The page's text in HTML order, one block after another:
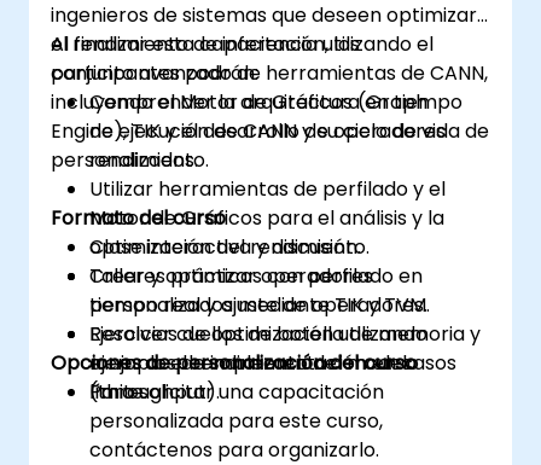
ingenieros de sistemas que deseen optimizar
el rendimiento de inferencia utilizando el
conjunto avanzado de herramientas de CANN,
incluyendo el Motor de Gráficos (Graph
Engine), TIK y el desarrollo de operadores
personalizados.
Al finalizar esta capacitación, los
participantes podrán:
Comprender la arquitectura en tiempo
de ejecución de CANN y su ciclo de vida de
rendimiento.
Utilizar herramientas de perfilado y el
Motor de Gráficos para el análisis y la
optimización del rendimiento.
Crear y optimizar operadores
personalizados mediante TIK y TVM.
Resolver cuellos de botella de memoria y
mejorar el rendimiento del modelo
(throughput).
Formato del curso
Clase interactiva y discusión.
Talleres prácticos con perfilado en
tiempo real y ajuste de operadores.
Ejercicios de optimización utilizando
ejemplos de implementación en casos
límite.
Opciones de personalización del curso
Para solicitar una capacitación
personalizada para este curso,
contáctenos para organizarlo.